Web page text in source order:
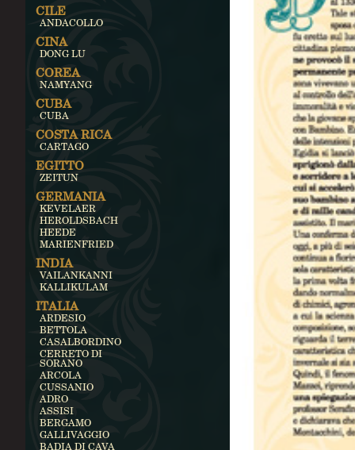
CILE
ANDACOLLO
CINA
DONG LU
COREA
NAMYANG
CUBA
CUBA
COSTA RICA
CARTAGO
EGITTO
ZEITUN
GERMANIA
KEVELAER
HEROLDSBACH
HEEDE
MARIENFRIED
INDIA
VAILANKANNI
KALLIKULAM
ITALIA
ARDESIO
BETTOLA
CASALBORDINO
CERRETO DI
SORANO
ARCOLA
CUSSANIO
ADRO
ASSISI
BERGAMO
GALLIVAGGIO
BADIA DI CAVA